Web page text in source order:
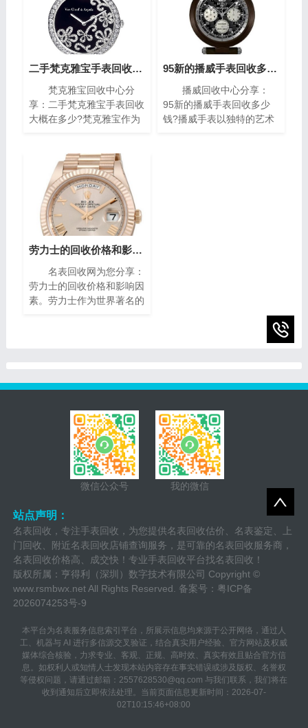
二手梵克雅宝手表回收大概在多少?(梵克雅宝高价回收指南)
梵克雅宝回收中心分
享：二手梵克雅宝手表回收
大概在多少?梵克雅宝作为
量而闻名。对于那些拥有一
款梵克雅宝手表的人来说，
了解其回收价格是非常重要
的。本文将为您介绍二手梵
克雅宝手表回收的价格指
南，帮助您获取最高回收
价。
95新的播威手表回收多少钱?(高价回收指南)
播威回收中心分享：
95新的播威手表回收多少
钱?播威手表以独特的艺术
劳力士的回收价格和影响因素(影响劳力士回收价格的因素)
名表回收网为您分享：
劳力士的回收价格和影响因
素。劳力士作为世界著名的
微信公众号 我的微信
站点声明：
名表回收，专注手表回收，为您提供名表回收估价、名表鉴定、上
门回收、附近名表回收店铺查询服务，是可靠的名表回收服务商，
名表回收价格高、成交快！专业手表回收平台找名表回收！
版权所属：亨得利（深圳）数字技术有限公司 Copyright ©
www.rsmbwx.netAll Rights Reserved. 备案号： 粤ICP备
2026074253号-9
本平台为名表服务信息索引平台，所展示信息均来源于公开网络，通过人
工、机器与 AI 进行多信源交叉验证，结合真实用户经验、官方网站及权威
媒体综合核验，力求专业、客观、正规、高时效、真实有效且贴合官方信
息。如权利人或知情人士发现本站内容存在事实错误或涉及版权、名誉权
等侵权问题，请通过邮箱：2557628530@qq.com 与我们联系，我们将在
收到通知后立即依法处理。当前页面信息更新时间：2026-07-
02T10:15:46+08:00